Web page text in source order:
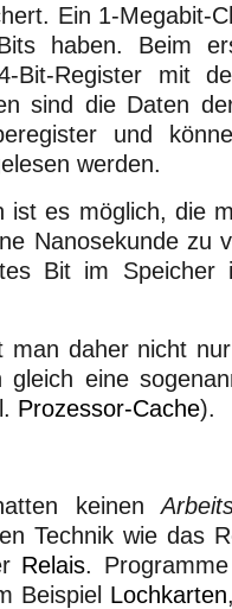
Ein 1-Megabit-
haben. Beim
Bit-Register mit
sind die Daten
und
werden.
ist es möglich, die
Nanosekunde zu
Bit im Speicher
man daher nicht
gleich eine
Prozessor-Cache).
keinen
Technik wie das
Relais.
Beispiel Lochkarten